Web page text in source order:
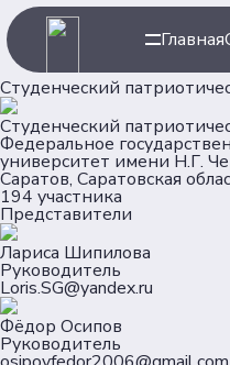
Главная
Студенческий
Студенческий
Федеральное
университет имени Н.Г.
Саратов, Саратовская
194 участника
Представители
Лариса Шипилова
Руководитель
Loris.SG@yandex.ru
Фёдор Осипов
Руководитель
Проекты
Клубы
Рейтинг
Форумная кампания